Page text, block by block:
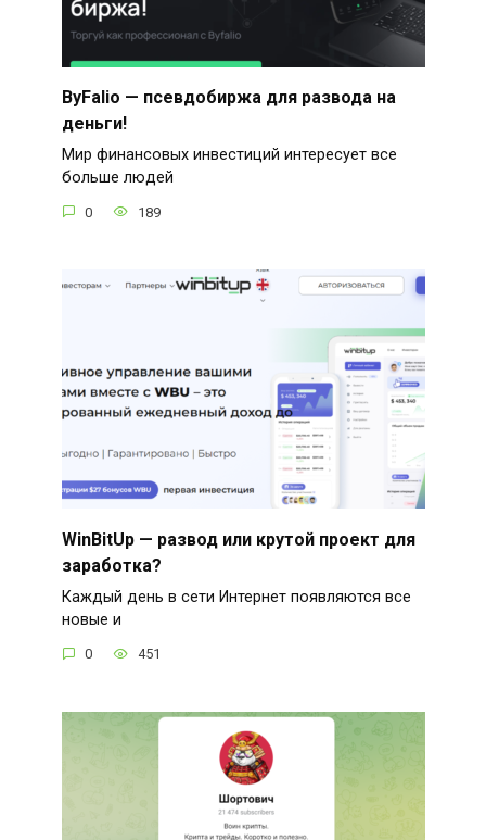
ByFalio — псевдобиржа для развода на
деньги!
Мир финансовых инвестиций интересует все
больше людей
0 189
WinBitUp — развод или крутой проект для
заработка?
Каждый день в сети Интернет появляются все
новые и
0 451